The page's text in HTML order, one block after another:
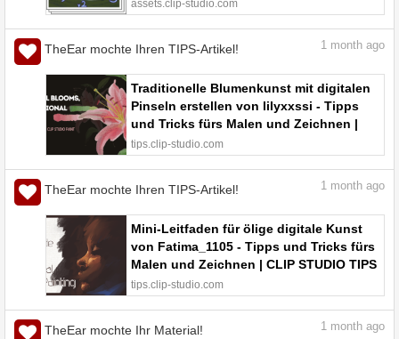
assets.clip-studio.com
TheEar mochte Ihren TIPS-Artikel! 1 month ago
Traditionelle Blumenkunst mit digitalen
Pinseln erstellen von lilyxxssi - Tipps
und Tricks fürs Malen und Zeichnen |
CLIP STUDIO TIPS
tips.clip-studio.com
TheEar mochte Ihren TIPS-Artikel! 1 month ago
Mini-Leitfaden für ölige digitale Kunst
von Fatima_1105 - Tipps und Tricks fürs
Malen und Zeichnen | CLIP STUDIO TIPS
tips.clip-studio.com
TheEar mochte Ihr Material! 1 month ago